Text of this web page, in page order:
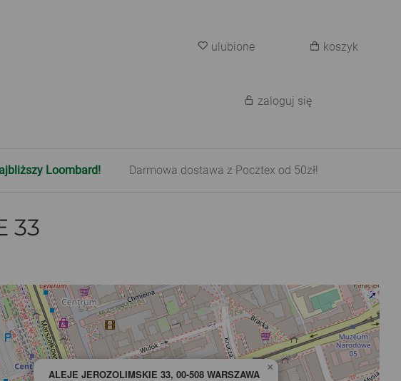
ulubione koszyk
zaloguj się
Loombard! Darmowa dostawa z Pocztex od 50zł!
33
ALEJE JEROZOLIMSKIE 33, 00-508 WARSZAWA
×